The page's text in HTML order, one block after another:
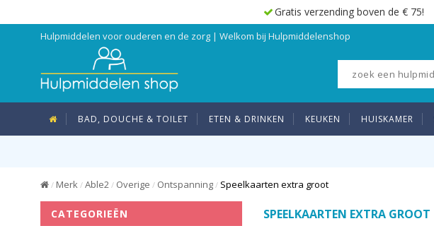
Gratis verzending boven de € 75!
Hulpmiddelen voor ouderen en de zorg | Welkom bij Hulpmiddelenshop
BAD, DOUCHE & TOILET ETEN & DRINKEN KEUKEN HUISKAMER
/ Merk / Able2 / Overige / Ontspanning / Speelkaarten extra groot
SPEELKAARTEN EXTRA GROOT
CATEGORIEËN